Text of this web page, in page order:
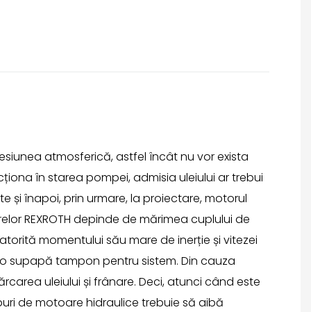
atmosferică, astfel încât nu vor exista
în starea pompei, admisia uleiului ar trebui
și înapoi, prin urmare, la proiectare, motorul
REXROTH depinde de mărimea cuplului de
momentului său mare de inerție și vitezei
supapă tampon pentru sistem. Din cauza
uleiului și frânare. Deci, atunci când este
de motoare hidraulice trebuie să aibă